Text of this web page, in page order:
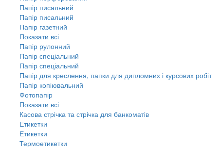
Папір писальний
Папір писальний
Папір газетний
Показати всі
Папір рулонний
Папір спеціальний
Папір спеціальний
Папір для креслення, папки для дипломних і курсових робіт
Папір копіювальний
Фотопапір
Показати всі
Касова стрічка та стрічка для банкоматів
Етикетки
Етикетки
Термоетикетки